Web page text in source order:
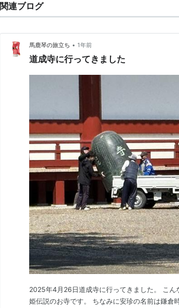
関連ブログ
馬鹿琴の旅立ち • 1年前
道成寺に行ってきました
2025年4月26日道成寺に行ってきました。 こ
姫伝説のお寺です。 ちなみに安珍の名前は鎌倉